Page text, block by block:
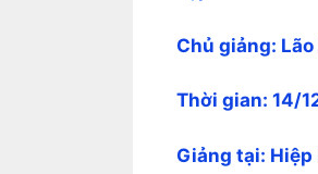
Chủ giảng:
Thời gian: 14/
Giảng tại: Hiệp